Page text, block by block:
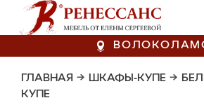
ГЛАВНАЯ → ШКАФЫ-КУПЕ →
КУПЕ